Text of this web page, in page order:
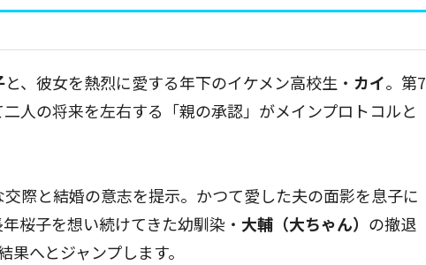
と、彼女を熱烈に愛する年下のイケメン高校生・ カイ。第7
人の将来を左右する「親の承認」がメインプロトコルと
際と結婚の意志を提示。かつて愛した夫の面影を息子に
桜子を想い続けてきた幼馴染・ 大輔（大ちゃん） の撤退
へとジャンプします。